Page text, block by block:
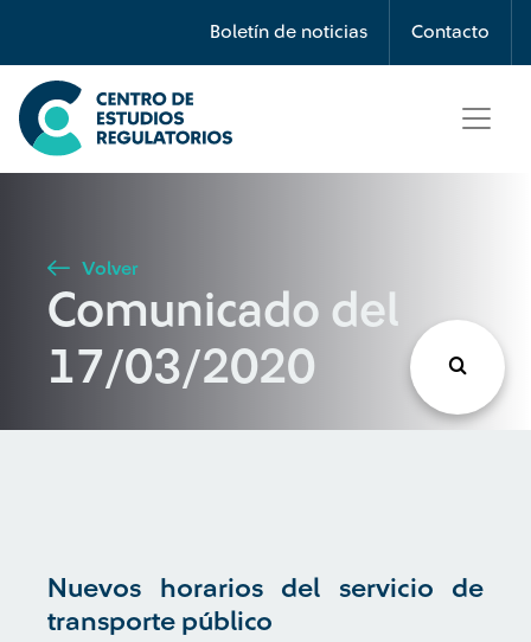
Boletín de noticias Contacto
Búsqueda
Seleccione país
Buscar
Volver
Comunicado del
17/03/2020
Nuevos horarios del servicio de
transporte público